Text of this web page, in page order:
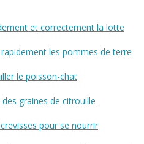
et correctement la lotte
les pommes de terre
le poisson-chat
graines de citrouille
pour se nourrir